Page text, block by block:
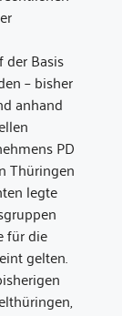
Basis
– bisher
anhand
PD
Thüringen
legte
für die
gelten.